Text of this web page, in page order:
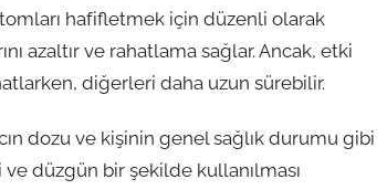
hafifletmek için düzenli olarak
azaltır ve rahatlama sağlar. Ancak, etki
diğerleri daha uzun sürebilir.
dozu ve kişinin genel sağlık durumu gibi
düzgün bir şekilde kullanılması